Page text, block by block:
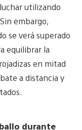
utilizando
embargo,
se verá superado
equilibrar la
en mitad
a distancia y
durante